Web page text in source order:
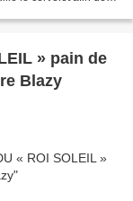
» pain de
Blazy